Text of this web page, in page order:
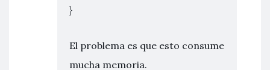
}
El problema es que esto consume
mucha memoria.